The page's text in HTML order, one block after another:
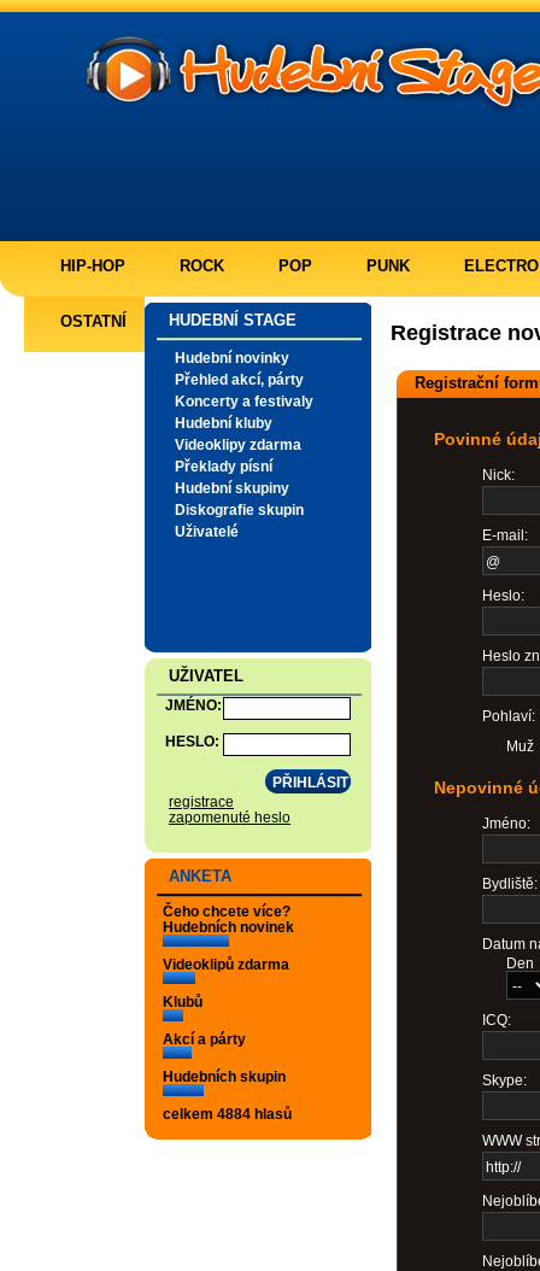
HIP-HOP ROCK POP PUNK ELECTRO
OSTATNÍ HUDEBNÍ STAGE
Hudební novinky
Přehled akcí, párty
Koncerty a festivaly
Hudební kluby
Videoklipy zdarma
Překlady písní
Hudební skupiny
Diskografie skupin
Uživatelé
UŽIVATEL
JMÉNO:
HESLO:
registrace
zapomenuté heslo
ANKETA
Čeho chcete více?
Hudebních novinek
Videoklipů zdarma
Klubů
Akcí a párty
Hudebních skupin
celkem 4884 hlasů
Registrace
Registrační
Povinné
Nick:
E-mail:
Heslo:
Heslo
Pohlaví:
Muž
Nepovinné
Jméno:
Bydliště:
Datum
ICQ:
Skype:
WWW